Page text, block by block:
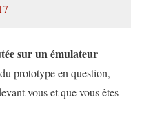
sur un émulateur
prototype en question,
vous et que vous êtes